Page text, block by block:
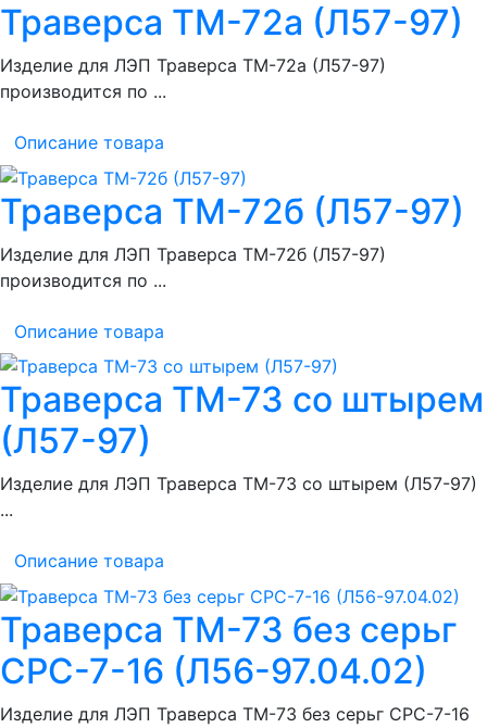
Траверса ТМ-72а (Л57-97)
Изделие для ЛЭП Траверса ТМ-72а (Л57-97)
производится по ...
Описание товара
Траверса ТМ-72б (Л57-97)
Изделие для ЛЭП Траверса ТМ-72б (Л57-97)
производится по ...
Описание товара
Траверса ТМ-73 со штырем
(Л57-97)
Изделие для ЛЭП Траверса ТМ-73 со штырем (Л57-97)
...
Описание товара
Траверса ТМ-73 без серьг
СРС-7-16 (Л56-97.04.02)
Изделие для ЛЭП Траверса ТМ-73 без серьг СРС-7-16